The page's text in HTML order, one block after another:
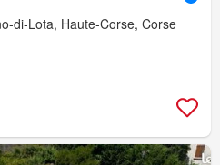
di-Lota, Haute-Corse, Corse